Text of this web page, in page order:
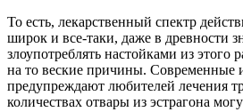
То есть, лекарственный спектр
широк и все-таки, даже в древности
злоупотреблять настойками из этого
на то веские причины. Современные
предупреждают любителей лечения
количествах отвары из эстрагона